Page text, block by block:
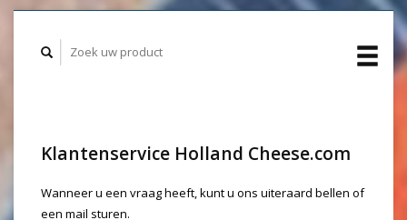
Klantenservice Holland Cheese.com
Wanneer u een vraag heeft, kunt u ons uiteraard bellen of
een mail sturen.